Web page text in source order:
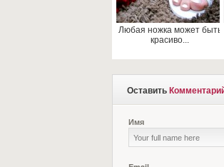
Любая ножка может быть
красиво...
Оставить
Имя